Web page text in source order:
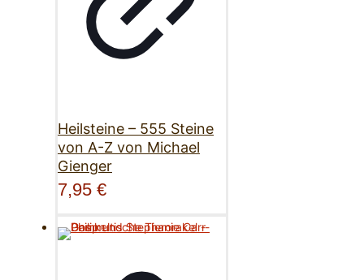
Heilsteine – 555 Steine
von A-Z von Michael
Gienger
7,95 €